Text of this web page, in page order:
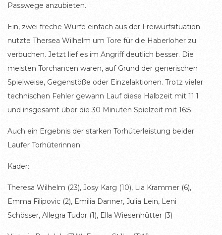
Passwege anzubieten.
Ein, zwei freche Würfe einfach aus der Freiwurfsituation
nutzte Thersea Wilhelm um Tore für die Haberloher zu
verbuchen. Jetzt lief es im Angriff deutlich besser. Die
meisten Torchancen waren, auf Grund der generischen
Spielweise, Gegenstöße oder Einzelaktionen. Trotz vieler
technischen Fehler gewann Lauf diese Halbzeit mit 11:1
und insgesamt über die 30 Minuten Spielzeit mit 16:5
Auch ein Ergebnis der starken Torhüterleistung beider
Laufer Torhüterinnen.
Kader:
Theresa Wilhelm (23), Josy Karg (10), Lia Krammer (6),
Emma Filipovic (2), Emilia Danner, Julia Lein, Leni
Schösser, Allegra Tudor (1), Ella Wiesenhütter (3)